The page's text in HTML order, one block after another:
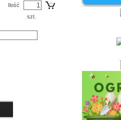
Ilość
szt.